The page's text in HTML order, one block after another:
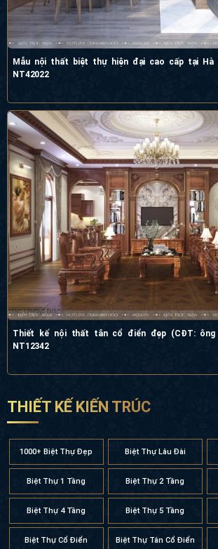
Mẫu nội thất biệt thự hiện đại cao cấp tại Hà
NT42022
Thiết kế nội thất tân cổ điển đẹp (CĐT: ông
NT12342
THIẾT KẾ KIẾN TRÚC
1000+ Biệt Thự Đẹp Biệt Thự Lâu Đài
Biệt Thự 1 Tầng Biệt Thự 2 Tầng
Biệt Thự 4 Tầng Biệt Thự 5 Tầng
Biệt Thự Cổ Điển Biệt Thự Tân Cổ Điển